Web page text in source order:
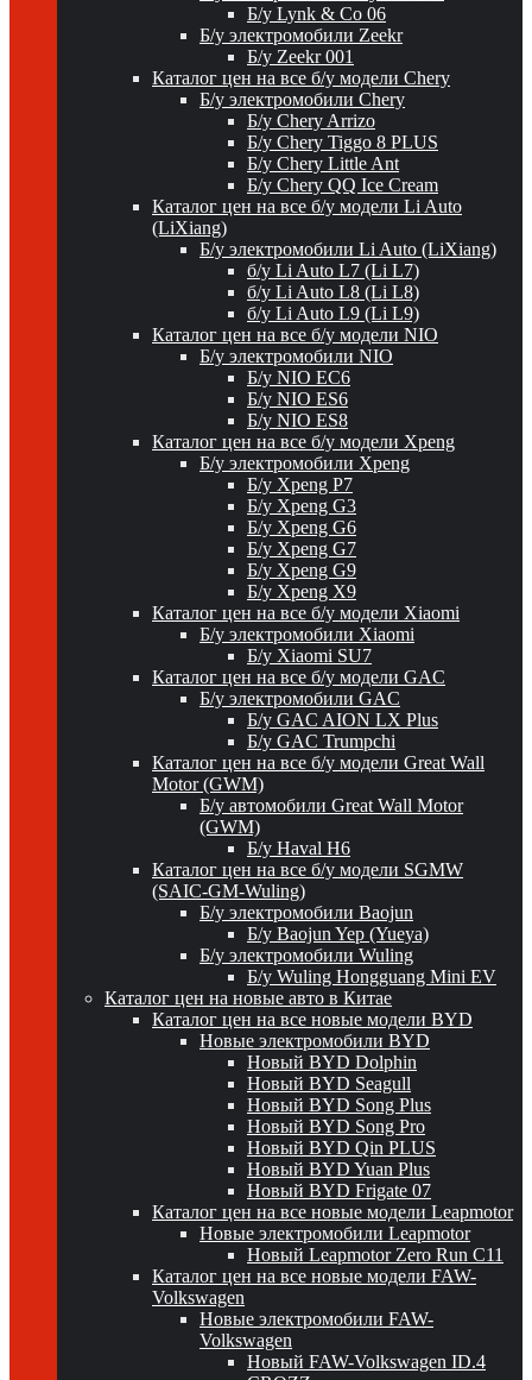
Б/у Lynk & Co 06
Б/у электромобили Zeekr
Б/у Zeekr 001
Каталог цен на все б/у модели Chery
Б/у электромобили Chery
Б/у Chery Arrizo
Б/у Chery Tiggo 8 PLUS
Б/у Chery Little Ant
Б/у Chery QQ Ice Cream
Каталог цен на все б/у модели Li Auto
(LiXiang)
Б/у электромобили Li Auto (LiXiang)
б/у Li Auto L7 (Li L7)
б/у Li Auto L8 (Li L8)
б/у Li Auto L9 (Li L9)
Каталог цен на все б/у модели NIO
Б/у электромобили NIO
Б/у NIO EC6
Б/у NIO ES6
Б/у NIO ES8
Каталог цен на все б/у модели Xpeng
Б/у электромобили Xpeng
Б/у Xpeng P7
Б/у Xpeng G3
Б/у Xpeng G6
Б/у Xpeng G7
Б/у Xpeng G9
Б/у Xpeng X9
Каталог цен на все б/у модели Xiaomi
Б/у электромобили Xiaomi
Б/у Xiaomi SU7
Каталог цен на все б/у модели GAC
Б/у электромобили GAC
Б/у GAC AION LX Plus
Б/у GAC Trumpchi
Каталог цен на все б/у модели Great Wall
Motor (GWM)
Б/у автомобили Great Wall Motor
(GWM)
Б/у Haval H6
Каталог цен на все б/у модели SGMW
(SAIC-GM-Wuling)
Б/у электромобили Baojun
Б/у Baojun Yep (Yueya)
Б/у электромобили Wuling
Б/у Wuling Hongguang Mini EV
Каталог цен на новые авто в Китае
Каталог цен на все новые модели BYD
Новые электромобили BYD
Новый BYD Dolphin
Новый BYD Seagull
Новый BYD Song Plus
Новый BYD Song Pro
Новый BYD Qin PLUS
Новый BYD Yuan Plus
Новый BYD Frigate 07
Каталог цен на все новые модели Leapmotor
Новые электромобили Leapmotor
Новый Leapmotor Zero Run C11
Каталог цен на все новые модели FAW-
Volkswagen
Новые электромобили FAW-
Volkswagen
Новый FAW-Volkswagen ID.4